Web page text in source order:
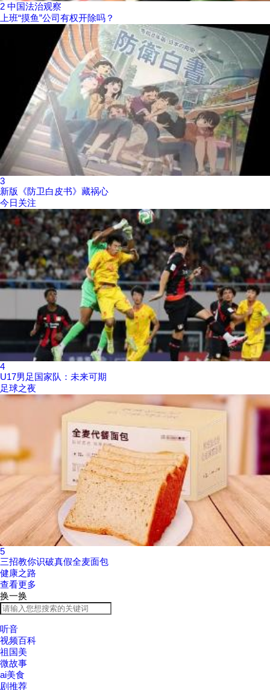
2 中国法治观察
上班“摸鱼”公司有权开除吗？
3
新版《防卫白皮书》藏祸心
今日关注
4
U17男足国家队：未来可期
足球之夜
5
三招教你识破真假全麦面包
健康之路
查看更多
换一换
听音
视频百科
祖国美
微故事
ai美食
剧推荐